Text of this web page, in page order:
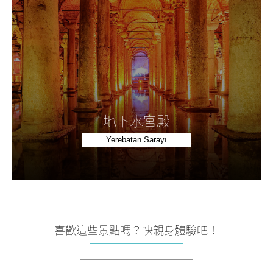
地下水宮殿
Yerebatan Sarayı
喜歡這些景點嗎？快親身體驗吧！